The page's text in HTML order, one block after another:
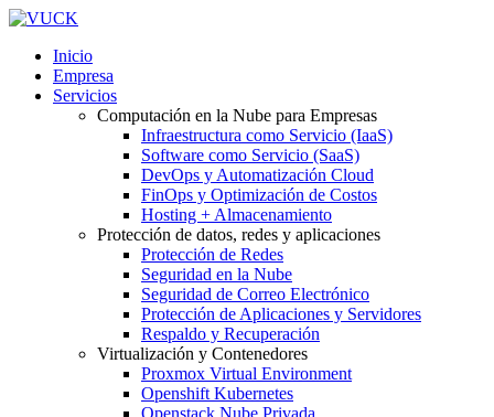
Inicio
Empresa
Servicios
Computación en la Nube para Empresas
Infraestructura como Servicio (IaaS)
Software como Servicio (SaaS)
DevOps y Automatización Cloud
FinOps y Optimización de Costos
Hosting + Almacenamiento
Protección de datos, redes y aplicaciones
Protección de Redes
Seguridad en la Nube
Seguridad de Correo Electrónico
Protección de Aplicaciones y Servidores
Respaldo y Recuperación
Virtualización y Contenedores
Proxmox Virtual Environment
Openshift Kubernetes
Openstack Nube Privada